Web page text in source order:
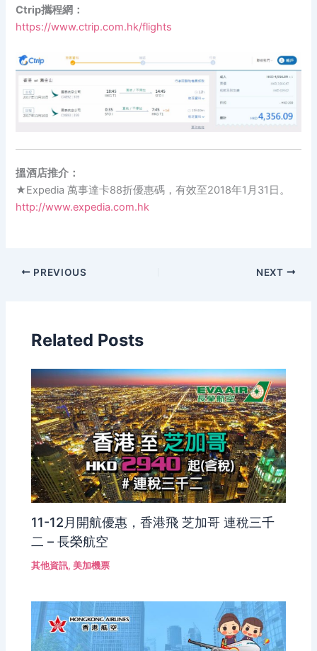
Ctrip攜程網：
https://www.ctrip.com.hk/flights
搵酒店推介：
★Expedia 萬事達卡88折優惠碼，有效至2018年1月31日。
http://www.expedia.com.hk
PREVIOUS NEXT
Related Posts
11-12月開航優惠，香港飛 芝加哥 連稅三千
二 – 長榮航空
其他資訊,美加機票